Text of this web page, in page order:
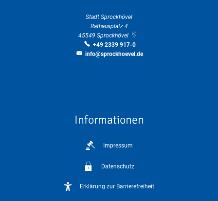
Stadt Sprockhövel
Rathausplatz 4
45549 Sprockhövel
+49 2339 917-0
info@sprockhoevel.de
Informationen
Impressum
Datenschutz
Erklärung zur Barrierefreiheit